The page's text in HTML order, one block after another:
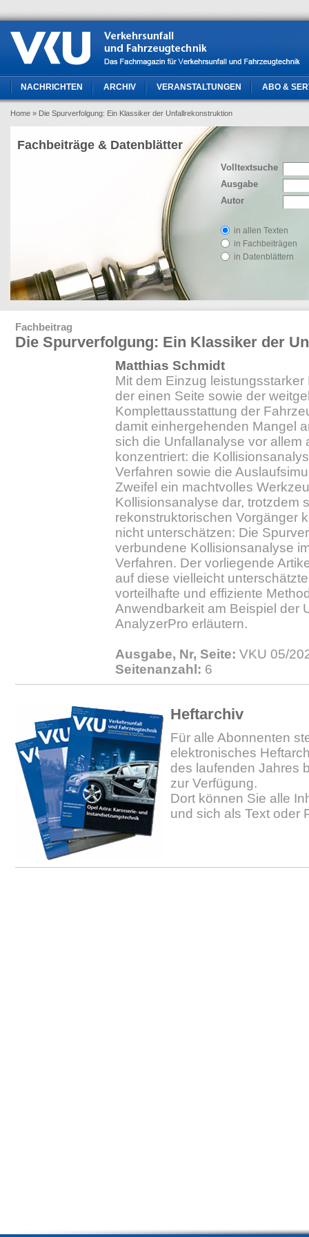
NACHRICHTEN ARCHIV VERANSTALTUNGEN ABO &
Home » Die Spurverfolgung: Ein Klassiker der Unfallrekonstruktion
Volltextsuche
Ausgabe
Autor
in allen Texten
in Fachbeiträgen
in Datenblättern
Fachbeiträge & Datenblätter
Fachbeitrag
Die Spurverfolgung: Ein Klassiker der
Matthias Schmidt
Mit dem Einzug
der einen Seite sowie der
Komplettausstattung der
damit einhergehenden Mangel
sich die Unfallanalyse vor allem
konzentriert: die
Verfahren sowie die
Zweifel ein machtvolles
Kollisionsanalyse dar, trotzdem
rekonstruktorischen Vorgänger
nicht unterschätzen: Die
verbundene Kollisionsanalyse
Verfahren. Der vorliegende
auf diese vielleicht
vorteilhafte und effiziente
Anwendbarkeit am Beispiel der
AnalyzerPro erläutern.
Ausgabe, Nr, Seite: VKU 05/
Seitenanzahl: 6
Heftarchiv
Für alle Abonnenten
elektronisches
des laufenden Jahres
zur Verfügung.
Dort können Sie alle
und sich als Text oder